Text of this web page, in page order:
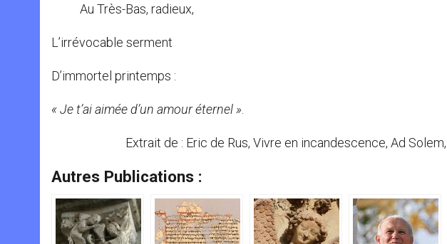
Au Très-Bas, radieux,
L’irrévocable serment
D’immortel printemps :
« Je t’ai aimée d’un amour éternel »
Extrait de : Eric de Rus, Vivre en incandescence, Ad Solem,
Autres Publications :